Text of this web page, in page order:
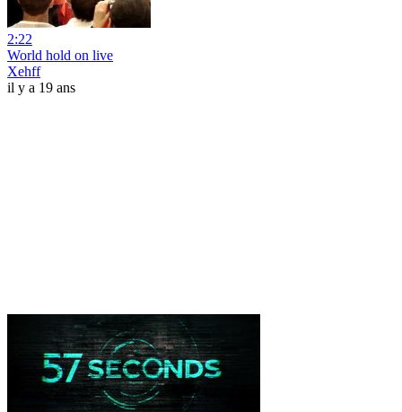
2:22
World hold on live
Xehff
il y a 19 ans